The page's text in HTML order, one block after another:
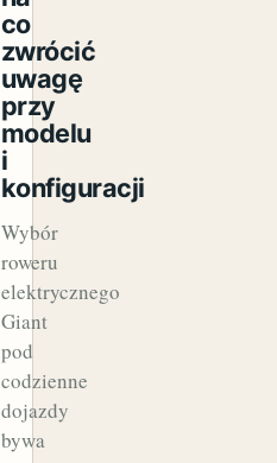
co
zwrócić
uwagę
przy
modelu
i
konfiguracji
Wybór
roweru
elektrycznego
Giant
pod
codzienne
dojazdy
bywa